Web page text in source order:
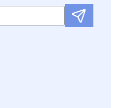
Submit